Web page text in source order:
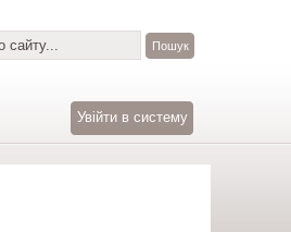
Увійти в систему